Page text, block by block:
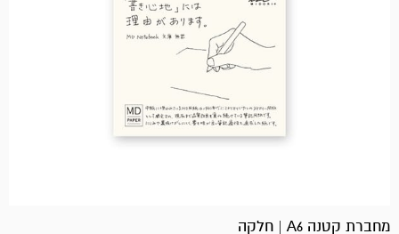
מחברת קטנה A6 | חלקה